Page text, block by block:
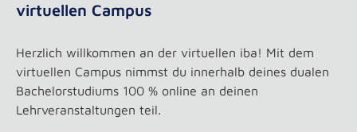
virtuellen Campus
Herzlich willkommen an der virtuellen iba! Mit dem
virtuellen Campus nimmst du innerhalb deines dualen
Bachelorstudiums 100 % online an deinen
Lehrveranstaltungen teil.